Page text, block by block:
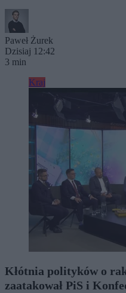
Paweł Żurek
Dzisiaj 12:42
3 min
Kraj
Kłótnia polityków o
zaatakował PiS i